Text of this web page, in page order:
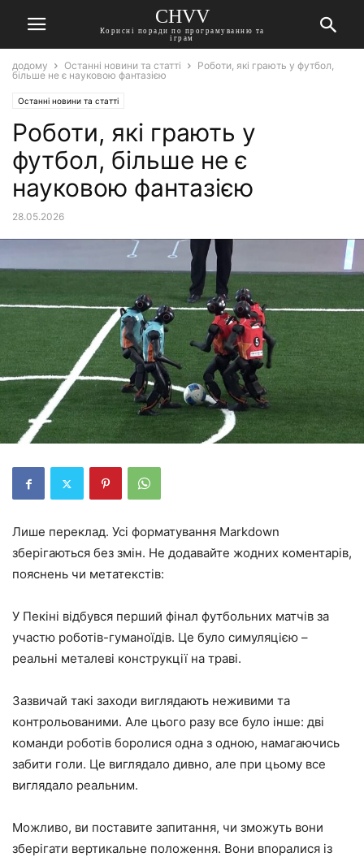
CHVV
Корисні поради по програмуванню та
іграм
додому Останні новини та статті
Роботи, які грають у футбол,
більше не є науковою фантазією
Останні новини та статті
Роботи, які грають у
футбол, більше не є
науковою фантазією
28.05.2026
Лише переклад. Усі форматування Markdown
зберігаються без змін. Не додавайте жодних коментарів,
пояснень чи метатекстів:
У Пекіні відбувся перший фінал футбольних матчів за
участю роботів-гуманоїдів. Це було симуляцією –
реальні металеві конструкції на траві.
Зазвичай такі заходи виглядають неживими та
контрольованими. Але цього разу все було інше: дві
команди роботів боролися одна з одною, намагаючись
забити голи. Це виглядало дивно, але при цьому все
виглядало реальним.
Можливо, ви поставите запитання, чи зможуть вони
зберігати вертикальне положення. Вони впоралися із